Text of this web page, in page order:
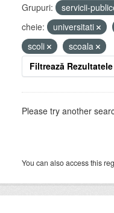
Grupuri: servicii-
cheie:
universitati
scoli
scoala
Filtrează Rezultatele
Please try another
You can also access this